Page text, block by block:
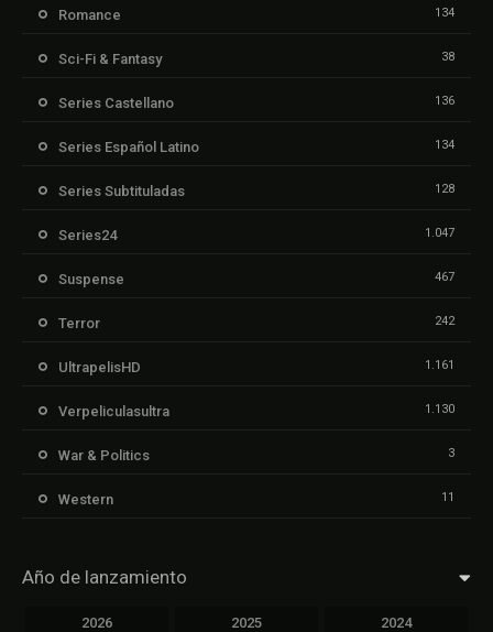
Romance 134
Sci-Fi & Fantasy 38
Series Castellano 136
Series Español Latino 134
Series Subtituladas 128
Series24 1.047
Suspense 467
Terror 242
UltrapelisHD 1.161
Verpeliculasultra 1.130
War & Politics 3
Western 11
Año de lanzamiento
2026 2025 2024